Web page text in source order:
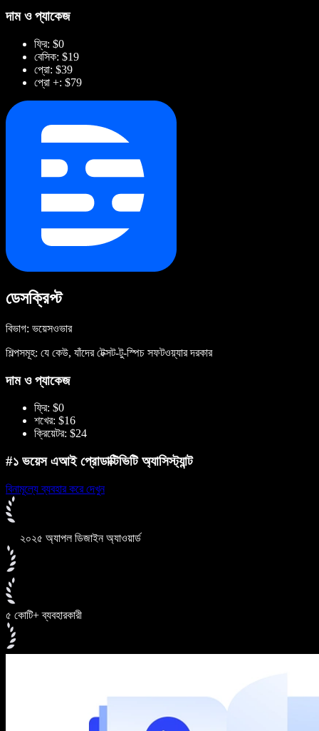
দাম ও প্যাকেজ
ফ্রি: $0
বেসিক: $19
প্রো: $39
প্রো +: $79
ডেসক্রিপ্ট
বিভাগ: ভয়েসওভার
শিল্পসমূহ: যে কেউ, যাঁদের টেক্সট-টু-স্পিচ সফটওয়্যার দরকার
দাম ও প্যাকেজ
ফ্রি: $0
শখের: $16
ক্রিয়েটর: $24
#১ ভয়েস এআই প্রোডাক্টিভিটি অ্যাসিস্ট্যান্ট
বিনামূল্যে ব্যবহার করে দেখুন
২০২৫ অ্যাপল ডিজাইন অ্যাওয়ার্ড
৫ কোটি+ ব্যবহারকারী